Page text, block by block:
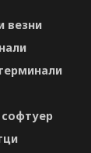
везни